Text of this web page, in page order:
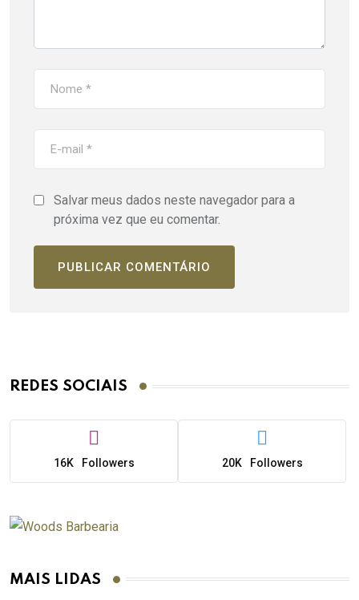
Salvar meus dados neste navegador para a
próxima vez que eu comentar.
REDES SOCIAIS
16K Followers 20K Followers
MAIS LIDAS